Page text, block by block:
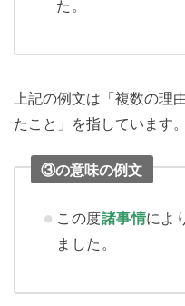
た。
上記の例文は「複数の理
たこと」を指しています。
③の意味の例文
この度諸事情によ
ました。